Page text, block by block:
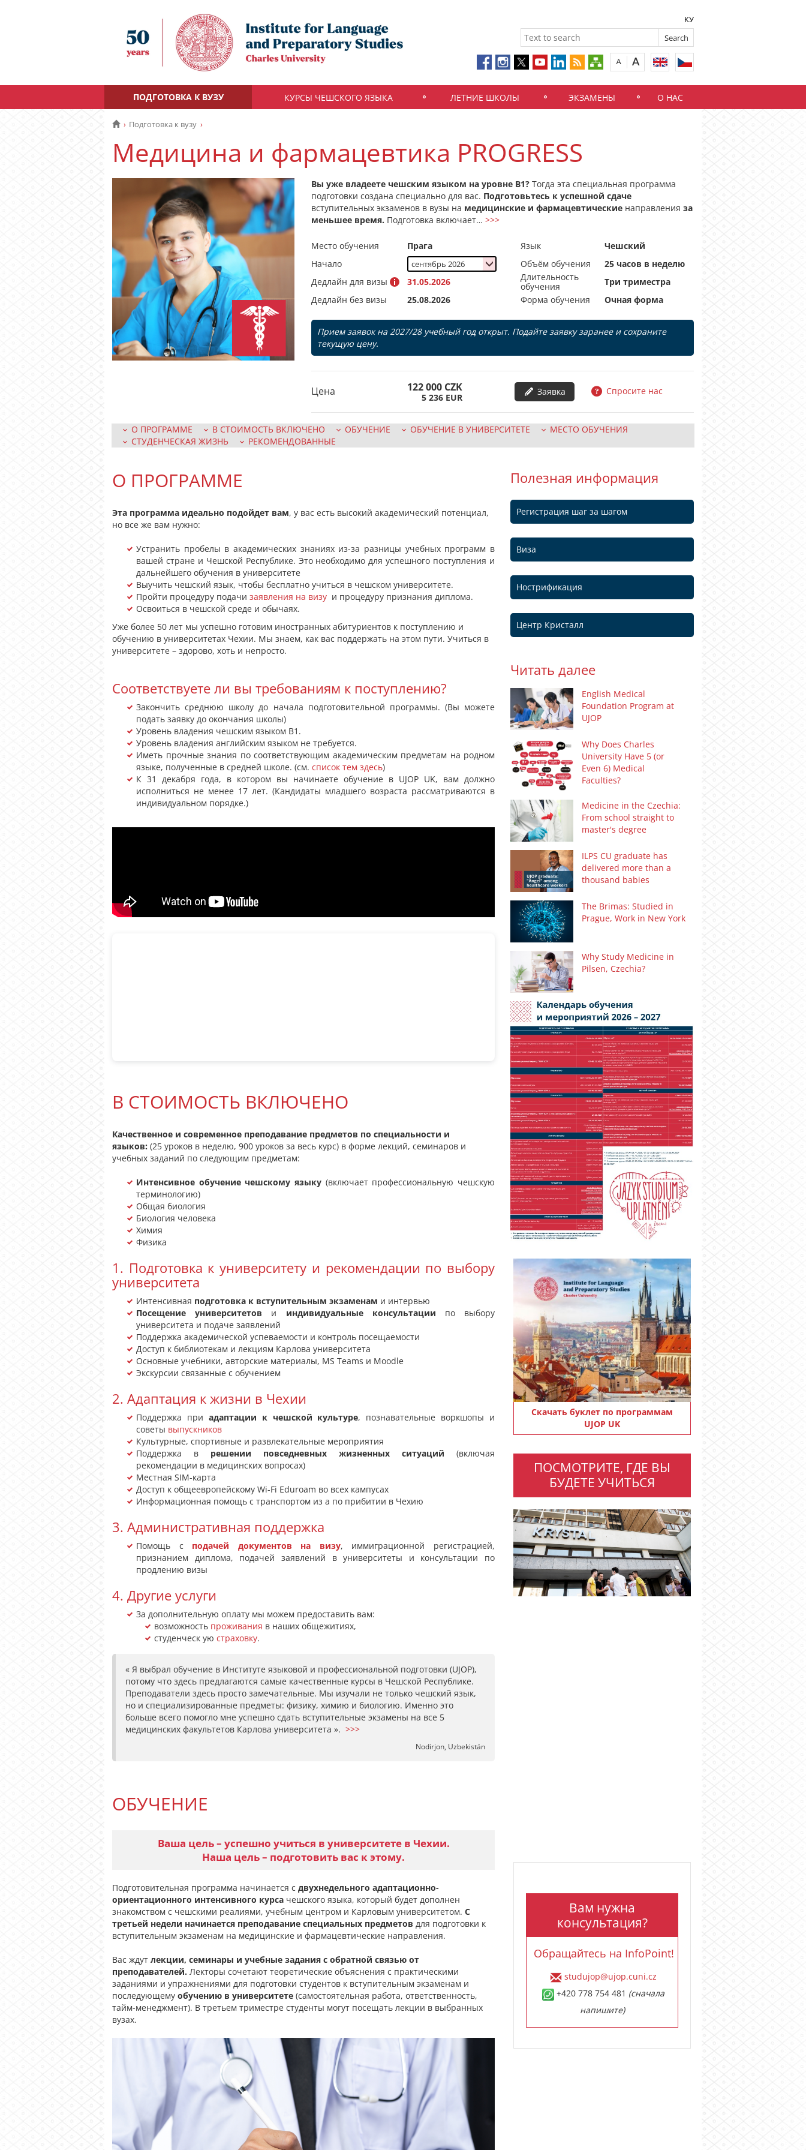
КУ
ПОДГОТОВКА К ВУЗУ КУРСЫ ЧЕШСКОГО ЯЗЫКА ЛЕТНИЕ ШКОЛЫ ЭКЗАМЕНЫ О НАС
Подготовка к вузу
Медицина и фармацевтика PROGRESS
Вы уже владеете чешским языком на уровне B1? Тогда эта специальная программа
подготовки создана специально для вас. Подготовьтесь к успешной сдаче
вступительных экзаменов в вузы на медицинские и фармацевтические направления за
меньшее время. Подготовка включает… >>>
Место обучения Прага Язык
Чешский
Начало
Объём обучения
25 часов в неделю
Дедлайн для визы
31.05.2026
Длительность
обучения
Три триместра
Дедлайн без визы
25.08.2026 Форма обучения Очная форма
Прием заявок на 2027/28 учебный год открыт. Подайте заявку заранее и сохраните
текущую цену.
Цена 122 000 CZK
5 236 EUR
Спросите нас
О ПРОГРАММЕ В СТОИМОСТЬ ВКЛЮЧЕНО ОБУЧЕНИЕ ОБУЧЕНИЕ В УНИВЕРСИТЕТЕ
МЕСТО ОБУЧЕНИЯ
СТУДЕНЧЕСКАЯ ЖИЗНЬ
РЕКОМЕНДОВАННЫЕ
О ПРОГРАММЕ
Эта программа идеально подойдет вам, у вас есть высокий академический потенциал,
но все же вам нужно:
Устранить пробелы в академических знаниях из-за разницы учебных программ в
вашей стране и Чешской Республике. Это необходимо для успешного поступления и
дальнейшего обучения в университете
Выучить чешский язык, чтобы бесплатно учиться в чешском университете.
Пройти процедуру подачи заявления на визу и процедуру признания диплома.
Освоиться в чешской среде и обычаях.
Уже более 50 лет мы успешно готовим иностранных абитуриентов к поступлению и
обучению в университетах Чехии. Мы знаем, как вас поддержать на этом пути. Учиться в
университете – здорово, хоть и непросто.
Соответствуете ли вы требованиям к поступлению?
Закончить среднюю школу до начала подготовительной программы. (Вы можете
подать заявку до окончания школы)
Уровень владения чешским языком B1.
Уровень владения английским языком не требуется.
Иметь прочные знания по соответствующим академическим предметам на родном
языке, полученные в средней школе. (см. список тем здесь)
К 31 декабря года, в котором вы начинаете обучение в UJOP UK, вам должно
исполниться не менее 17 лет. (Кандидаты младшего возраста рассматриваются в
индивидуальном порядке.)
В СТОИМОСТЬ ВКЛЮЧЕНО
Качественное и современное преподавание предметов по специальности и
языков: (25 уроков в неделю, 900 уроков за весь курс) в форме лекций, семинаров и
учебных заданий по следующим предметам:
Интенсивное обучение чешскому языку (включает профессиональную чешскую
терминологию)
Общая биология
Биология человека
Химия
Физика
1. Подготовка к университету и рекомендации по выбору
университета
Интенсивная подготовка к вступительным экзаменам и интервью
Посещение университетов и индивидуальные консультации по выбору
университета и подаче заявлений
Поддержка академической успеваемости и контроль посещаемости
Доступ к библиотекам и лекциям Карлова университета
Основные учебники, авторские материалы, MS Teams и Moodle
Экскурсии связанные с обучением
2. Адаптация к жизни в Чехии
Поддержка при адаптации к чешской культуре, познавательные воркшопы и
советы выпускников
Культурные, спортивные и развлекательные мероприятия
Поддержка в решении повседневных жизненных ситуаций (включая
рекомендации в медицинских вопросах)
Местная SIM-карта
Доступ к общеевропейскому Wi-Fi Eduroam во всех кампусах
Информационная помощь с транспортом из а по прибитии в Чехию
3. Административная поддержка
Помощь с подачей документов на визу, иммиграционной регистрацией,
признанием диплома, подачей заявлений в университеты и консультации по
продлению визы
4. Другие услуги
За дополнительную оплату мы можем предоставить вам:
возможность проживания в наших общежитиях,
студенческ ую страховку.
« Я выбрал обучение в Институте языковой и профессиональной подготовки (UJOP),
потому что здесь предлагаются самые качественные курсы в Чешской Республике.
Преподаватели здесь просто замечательные. Мы изучали не только чешский язык,
но и специализированные предметы: физику, химию и биологию. Именно это
больше всего помогло мне успешно сдать вступительные экзамены на все 5
медицинских факультетов Карлова университета ». >>>
Nodirjon, Uzbekistán
ОБУЧЕНИЕ
Ваша цель – успешно учиться в университете в Чехии.
Наша цель – подготовить вас к этому.
Подготовительная программа начинается с двухнедельного адаптационно-
ориентационного интенсивного курса чешского языкa, который будет дополнен
знакомством с чешскими реалиями, учебным центром и Карловым университетом. С
третьей недели начинается преподавание специальных предметов для подготовки к
вступительным экзаменам на медицинские и фармацевтические направления.
Вас ждут лекции, семинары и учебные задания с обратной связью от
преподавателей. Лекторы сочетают теоретические объяснения с практическими
заданиями и упражнениями для подготовки студентов к вступительным экзаменам и
последующему обучению в университете (самостоятельная работа, ответственность,
тайм-менеджмент). В третьем триместре студенты могут посещать лекции в выбранных
вузах.
Полезная информация
Регистрация шаг за шагом
Виза
Нострификация
Центр Кристалл
Читать далее
English Medical
Foundation Program at
UJOP
Why Does Charles
University Have 5 (or
Even 6) Medical
Faculties?
Medicine in the Czechia:
From school straight to
master's degree
ILPS CU graduate has
delivered more than a
thousand babies
The Brimas: Studied in
Prague, Work in New York
Why Study Medicine in
Pilsen, Czechia?
Скачать буклет по программам
UJOP UK
ПОСМОТРИТЕ, ГДЕ ВЫ
БУДЕТЕ УЧИТЬСЯ
Вам нужна
консультация?
Обращайтесь на InfoPoint!
studujop@ujop.cuni.cz
+420 778 754 481 (сначала
напишите)